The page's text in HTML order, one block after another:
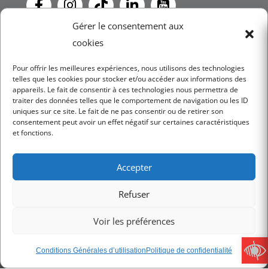
Gérer le consentement aux
cookies
Pour offrir les meilleures expériences, nous utilisons des technologies
telles que les cookies pour stocker et/ou accéder aux informations des
appareils. Le fait de consentir à ces technologies nous permettra de
traiter des données telles que le comportement de navigation ou les ID
uniques sur ce site. Le fait de ne pas consentir ou de retirer son
consentement peut avoir un effet négatif sur certaines caractéristiques
et fonctions.
Accepter
Refuser
Voir les préférences
Conditions Générales d’utilisation Politique de confidentialité
NEWSLETTER
JE M'INSCRIS
Mentions légales
Conditions Générales d’utilisation
Conditions Générales de Vente